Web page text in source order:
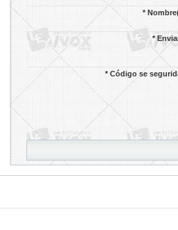
*
*
*Código se